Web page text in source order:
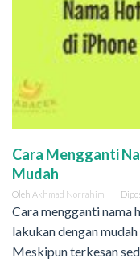
Cara Mengganti
Mudah
Oleh Akhmad Norrahim
Cara mengganti nama
lakukan dengan
Meskipun terkesan